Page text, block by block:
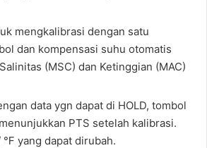
mengkalibrasi dengan satu
dan kompensasi suhu otomatis
(MSC) dan Ketinggian (MAC)
data ygn dapat di HOLD, tombol
PTS setelah kalibrasi.
yang dapat dirubah.